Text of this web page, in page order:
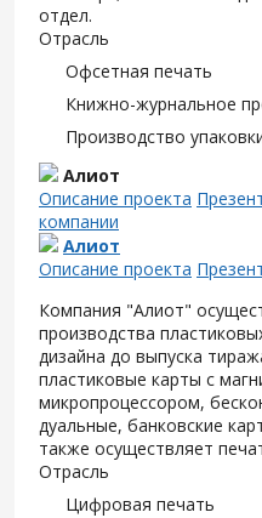
отдел.
Отрасль
Офсетная печать
Книжно-журнальное
Производство
Алиот
Описание проекта
компании
Алиот
Описание проекта
Компания "Алиот"
производства
дизайна до выпуска
пластиковые карты с
микропроцессором,
дуальные, банковские
также осуществляет
Отрасль
Цифровая печать